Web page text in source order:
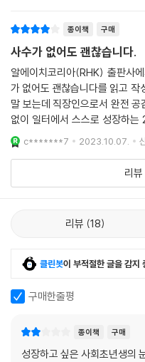
두 부류로 나뉜다. 책은 정보를
게 고정시키고, 자기 자신을 학
가 가진 자산과 지식에 대해 살피
한다.
가르치고 배우며 넓혀가는 일 :
이처럼 ‘자기 지식’을 쌓는 자기
만한 인재로 거듭나기 위한 자기
기술 습득 과정을 다섯 단계로
어떤 분야든 전체의 60% 이상
리는 전문가로 성장하는 사람
그저 ‘고인 물’로 남는다는 뜻이
상태를 경계하며 가능성에 신중
사람들과 함께 만들어 낸 성취를
다고 북돋우며 책을 마무리한다.
종이책 구매
사수가 없어도 괜찮습니다.
알에이치코리아(RHK) 출판사
가 없어도 괜찮습니다를 읽고 작
말 보는데 직장인으로서 완전
없이 일터에서 스스로 성장하
장에서 같은 문제를 가지고 있는
공감되는 부분도 있
c*******7 2023.10.07.
리뷰
리뷰 18
클린봇이 부적절한 글을 감지
구매한줄평
종이책 구매
성장하고 싶은 사회초년생의